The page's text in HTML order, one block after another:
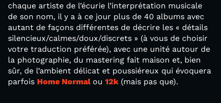
chaque artiste de l’écurie l’interprétation musicale
de son nom, il y a à ce jour plus de 40 albums avec
autant de façons différentes de décrire les « détails
silencieux/calmes/doux/discrets » (à vous de choisir
votre traduction préférée), avec une unité autour de
la photographie, du mastering fait maison et, bien
sûr, de l’ambient délicat et poussiéreux qui évoquera
parfois Home Normalou 12k(mais pas que).